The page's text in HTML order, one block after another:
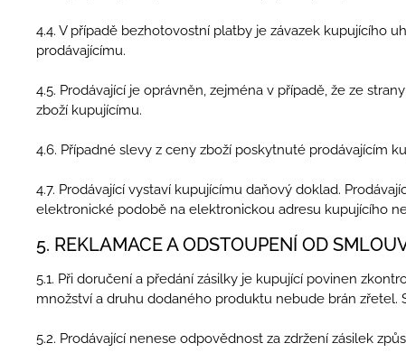
4.4. V případě bezhotovostní platby je závazek kupujícího
prodávajícímu.
4.5. Prodávající je oprávněn, zejména v případě, že ze
zboží kupujícímu.
4.6. Případné slevy z ceny zboží poskytnuté prodávajícím
4.7. Prodávající vystaví kupujícímu daňový doklad.
elektronické podobě na elektronickou adresu kupujícího
5. REKLAMACE A ODSTOUPENÍ OD
5.1. Při doručení a předání zásilky je kupující povinen
množství a druhu dodaného produktu nebude brán
5.2. Prodávající nenese odpovědnost za zdržení zásilek